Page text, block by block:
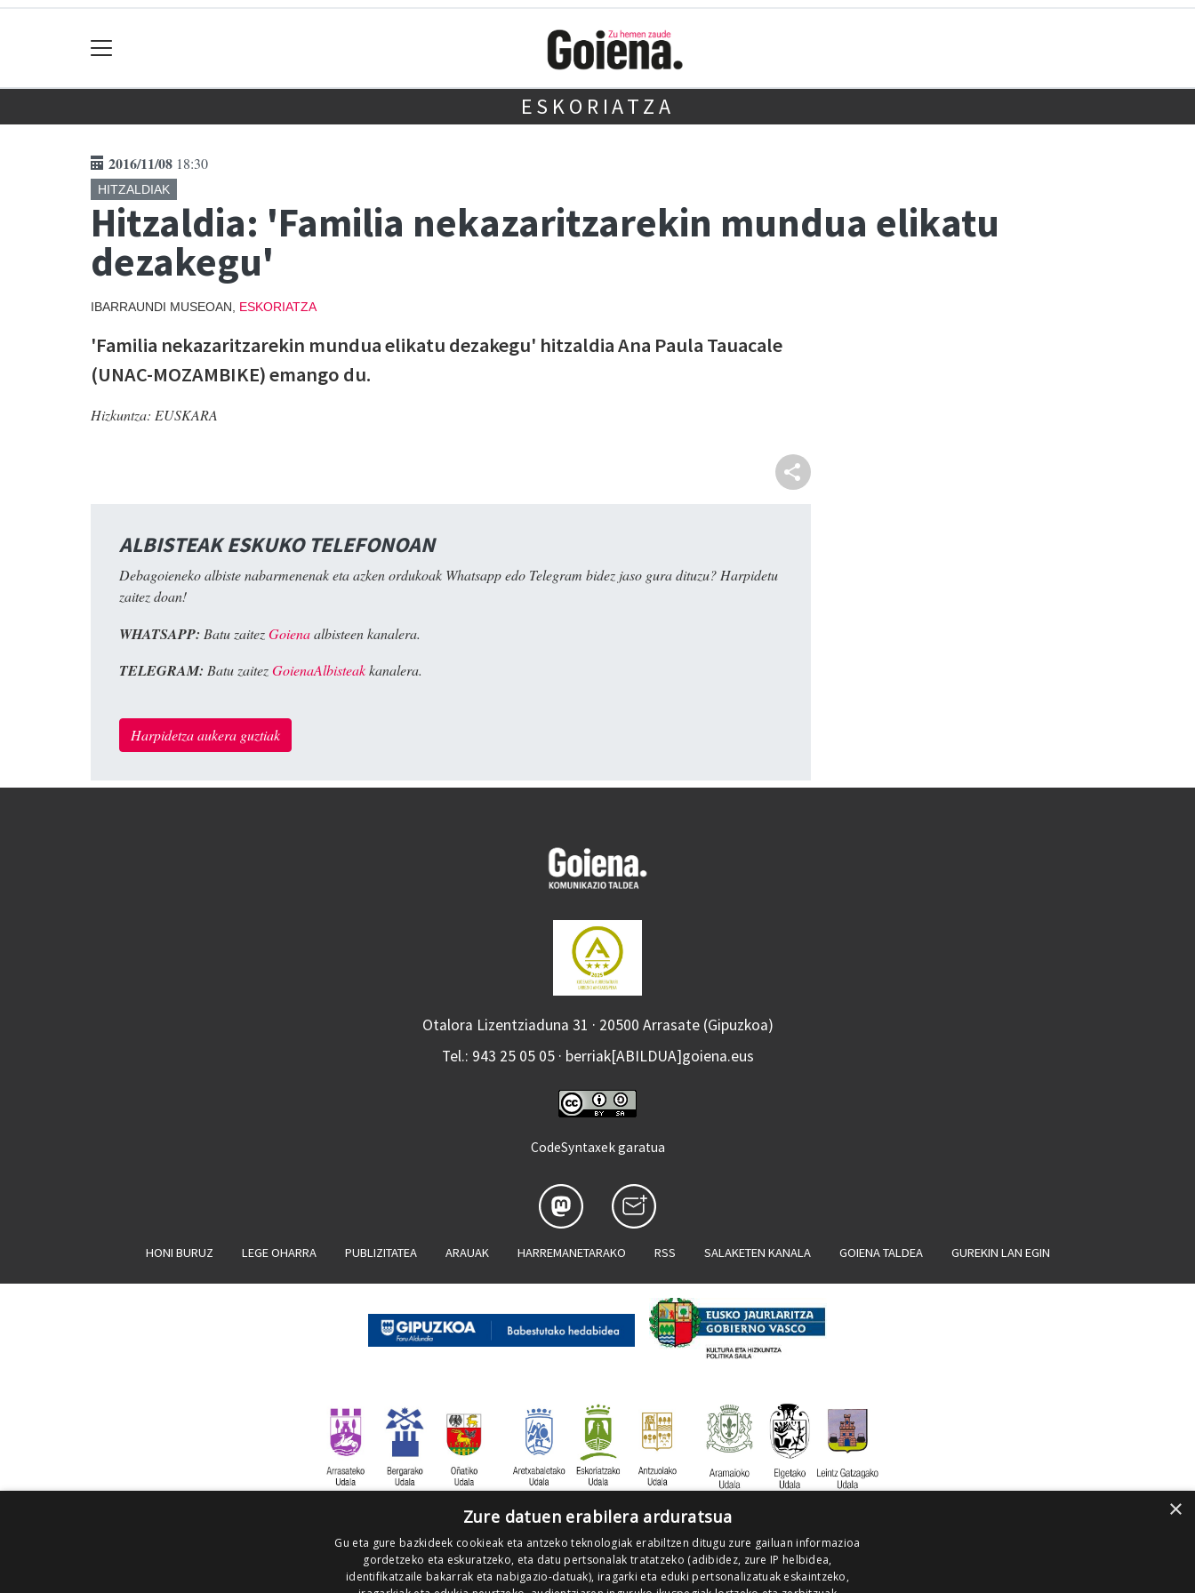
ESKORIATZA
2016/11/08 18:30
HITZALDIAK
Hitzaldia: 'Familia nekazaritzarekin mundua elikatu
dezakegu'
IBARRAUNDI MUSEOAN, ESKORIATZA
'Familia nekazaritzarekin mundua elikatu dezakegu' hitzaldia Ana Paula Tauacale
(UNAC-MOZAMBIKE) emango du.
Hizkuntza: EUSKARA
ALBISTEAK ESKUKO TELEFONOAN
Debagoieneko albiste nabarmenenak eta azken ordukoak Whatsapp edo Telegram bidez jaso gura dituzu? Harpidetu
zaitez doan!
WHATSAPP: Batu zaitezGoienaalbisteen kanalera.
TELEGRAM: Batu zaitezGoienaAlbisteakkanalera.
Harpidetza aukera guztiak
Otalora Lizentziaduna 31 · 20500 Arrasate (Gipuzkoa)
Tel.: 943 25 05 05 · berriak[ABILDUA]goiena.eus
CodeSyntaxek garatua
HONI BURUZ LEGE OHARRA PUBLIZITATEA ARAUAK HARREMANETARAKO RSS SALAKETEN KANALA GOIENA TALDEA GUREKIN LAN EGIN
×
Zure datuen erabilera arduratsua
Gu eta gure bazkideek cookieak eta antzeko teknologiak erabiltzen ditugu zure gailuan informazioa
gordetzeko eta eskuratzeko, eta datu pertsonalak tratatzeko (adibidez, zure IP helbidea,
identifikatzaile bakarrak eta nabigazio-datuak), iragarki eta eduki pertsonalizatuak eskaintzeko,